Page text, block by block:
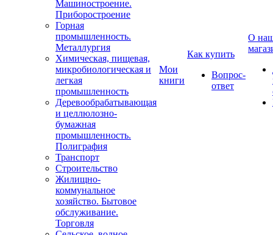
Машиностроение.
Приборостроение
Горная
промышленность.
Металлургия
Химическая, пищевая,
микробиологическая и
легкая
промышленность
Деревообрабатывающая
и целлюлозно-
бумажная
промышленность.
Полиграфия
Транспорт
Строительство
Жилищно-
коммунальное
хозяйство. Бытовое
обслуживание.
Торговля
Мои
книги
Как купить
Вопрос-
ответ
О